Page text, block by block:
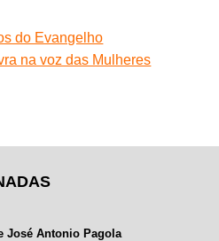
do Evangelho
na voz das Mulheres
José Antonio Pagola